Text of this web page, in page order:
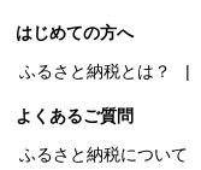
はじめての方へ
ふるさと納税とは？
よくあるご質問
ふるさと納税について